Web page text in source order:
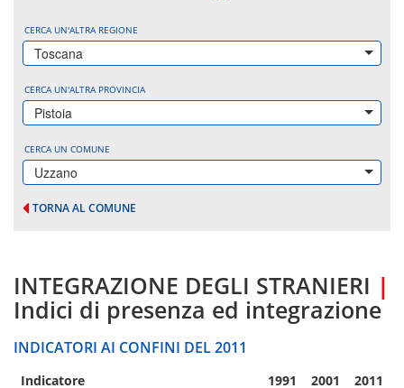
CERCA UN'ALTRA REGIONE
Toscana
CERCA UN'ALTRA PROVINCIA
Pistoia
CERCA UN COMUNE
Uzzano
TORNA AL COMUNE
INTEGRAZIONE DEGLI STRANIERI |
Indici di presenza ed integrazione
INDICATORI AI CONFINI DEL 2011
Indicatore 1991 2001 2011